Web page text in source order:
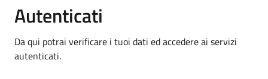
Autenticati
Da qui potrai verificare i tuoi dati ed accedere ai servizi
autenticati.